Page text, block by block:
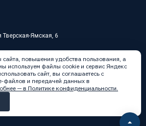
Тверская-Ямская, 6
повышения удобства пользования, а
используем файлы cookie и сервис Яндекс
сайт, вы соглашаетесь с
файлов и передачей данных в
— в Политике конфиденциальности.